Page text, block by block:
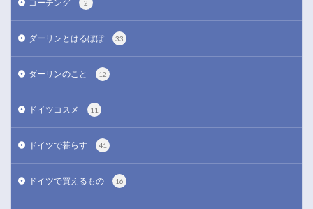
コーチング 2
ダーリンとはるぼぼ 33
ダーリンのこと 12
ドイツコスメ 11
ドイツで暮らす 41
ドイツで買えるもの 16